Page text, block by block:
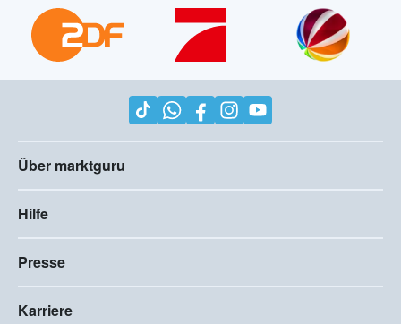
Über marktguru
Hilfe
Presse
Karriere